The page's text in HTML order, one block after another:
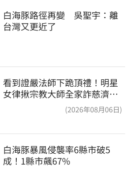
白海豚路徑再變　吳聖宇：離
台灣又更近了
看到證嚴法師下跪頂禮！明星
女律揪宗教大師全家詐慈濟…
(2026年08月06日)
白海豚暴風侵襲率6縣市破5
成！1縣市飆67%